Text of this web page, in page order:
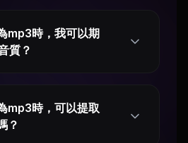
mp3時，我可以期
質？
mp3時，可以提取
？